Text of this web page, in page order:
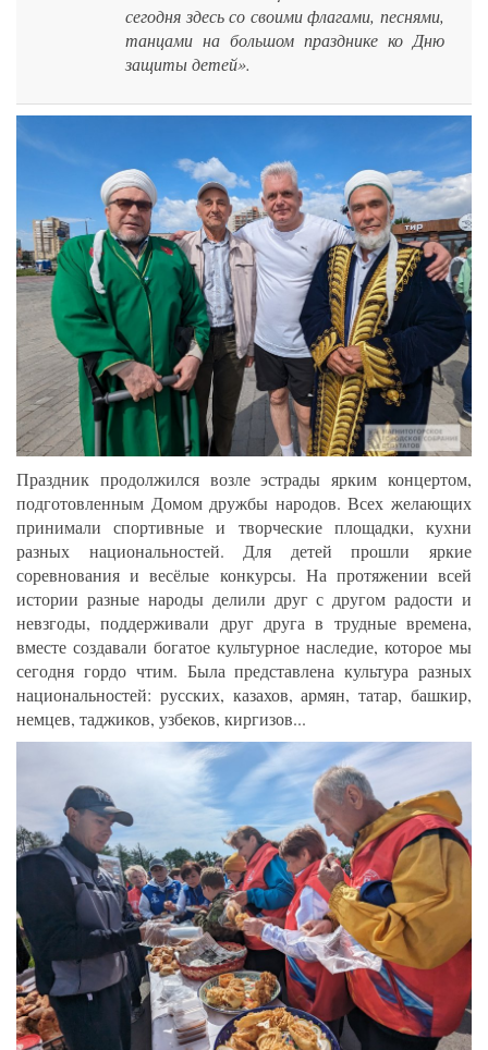
сегодня здесь со своими флагами, песнями,
танцами на большом празднике ко Дню
защиты детей».
Праздник продолжился возле эстрады ярким концертом,
подготовленным Домом дружбы народов. Всех желающих
принимали спортивные и творческие площадки, кухни
разных национальностей. Для детей прошли яркие
соревнования и весёлые конкурсы. На протяжении всей
истории разные народы делили друг с другом радости и
невзгоды, поддерживали друг друга в трудные времена,
вместе создавали богатое культурное наследие, которое мы
сегодня гордо чтим. Была представлена культура разных
национальностей: русских, казахов, армян, татар, башкир,
немцев, таджиков, узбеков, киргизов...